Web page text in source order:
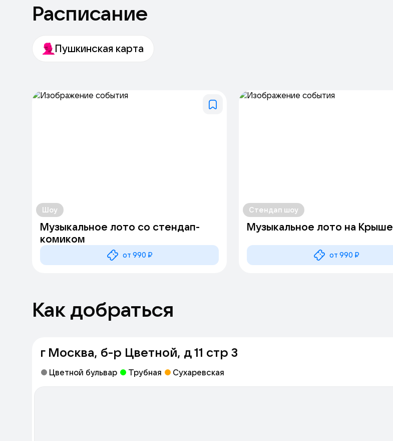
Расписание
Пушкинская карта
Шоу
Музыкальное лото со стендап-
комиком
от 990 ₽
Стендап шоу
Музыкальное лото на Крыше
от 990 ₽
Как добраться
г Москва, б-р Цветной, д 11 стр 3
Цветной бульвар Трубная Сухаревская